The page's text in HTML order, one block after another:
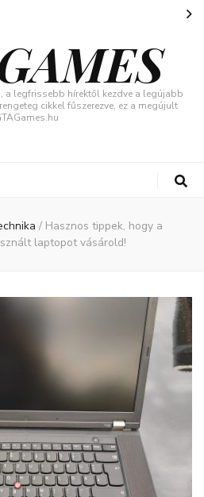
a legfrissebb hírektől kezdve a legújabb
cikkel fűszerezve, ez a megújult
/ Hasznos tippek, hogy a
laptopot vásárold!